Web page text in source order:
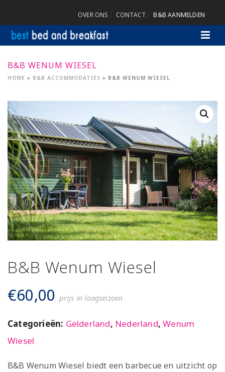
OVER ONS CONTACT B&B AANMELDEN
B&B WENUM WIESEL
HOME » B&B ACCOMMODATIES » B&B WENUM WIESEL
B&B Wenum Wiesel
€60,00 prijs in laagseizoen
Categorieën: Gelderland, Nederland,Wenum
Wiesel
B&B Wenum Wiesel biedt een barbecue en uitzicht op